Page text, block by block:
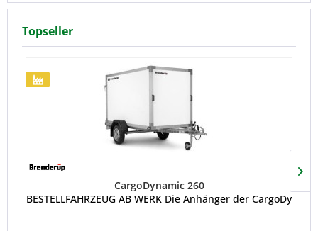
Topseller
CargoDynamic 260
BESTELLFAHRZEUG AB WERK Die Anhänger der